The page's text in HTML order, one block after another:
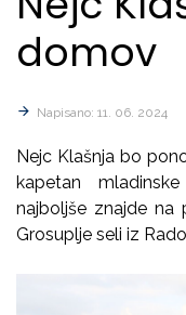
domov
Napisano: 11. 06. 2024
Nejc Klašnja bo
kapetan
najboljše znajde na
Grosuplje seli iz